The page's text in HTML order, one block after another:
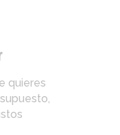
quieres